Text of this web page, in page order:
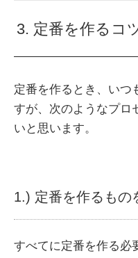
3. 定番を作るコ
定番を作るとき、いつ
すが、次のようなプロ
いと思います。
1.) 定番を作るもの
すべてに定番を作る必